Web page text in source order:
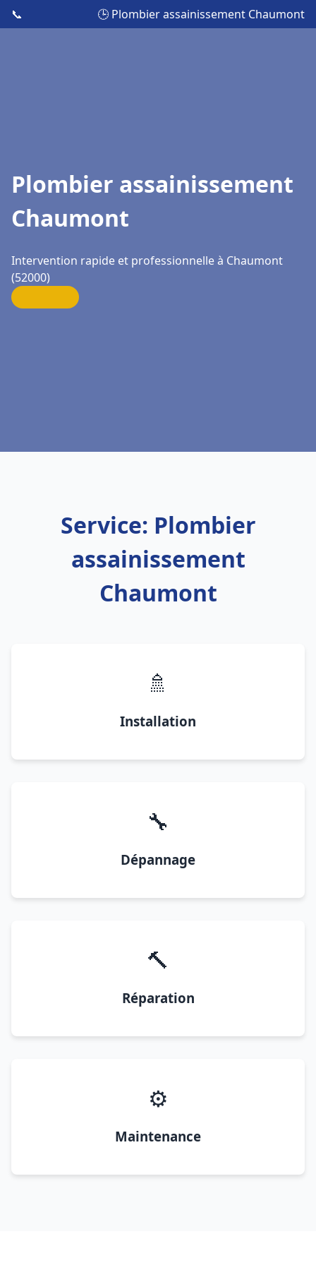
📞 🕒 Plombier assainissement Chaumont
Plombier assainissement
Chaumont
Intervention rapide et professionnelle à Chaumont
(52000)
Service: Plombier
assainissement
Chaumont
🚿
Installation
🔧
Dépannage
🔨
Réparation
⚙️
Maintenance